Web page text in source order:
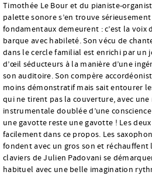
Timothée Le Bour et du pianiste-
palette sonore s’en trouve
fondamentaux demeurent : c’est la voix
barque avec habileté. Son vécu de
dans le cercle familial est enrichi par un
d’œil séducteurs à la manière d’une
son auditoire. Son compère
moins démonstratif mais sait entourer
qui ne tirent pas la couverture, avec
instrumentale doublée d’une
une gavotte reste une gavotte ! Les
facilement dans ce propos. Les
fondent avec un gros son et
claviers de Julien Padovani se
habituel avec une belle imagination